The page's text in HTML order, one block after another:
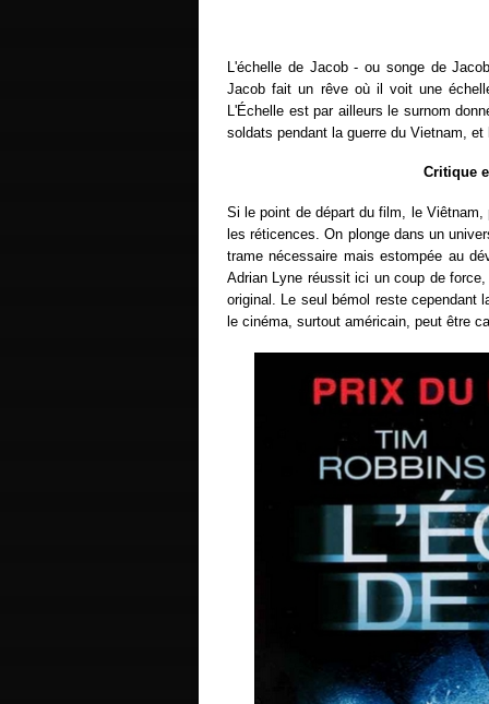
L'échelle de Jacob - ou songe de
Jacob fait un rêve où il voit une
L'Échelle est par ailleurs le surnom
soldats pendant la guerre du Vietnam,
Critique
Si le point de départ du film, le
les réticences. On plonge dans un
trame nécessaire mais estompée au
Adrian Lyne réussit ici un coup de
original. Le seul bémol reste cependant
le cinéma, surtout américain, peut être